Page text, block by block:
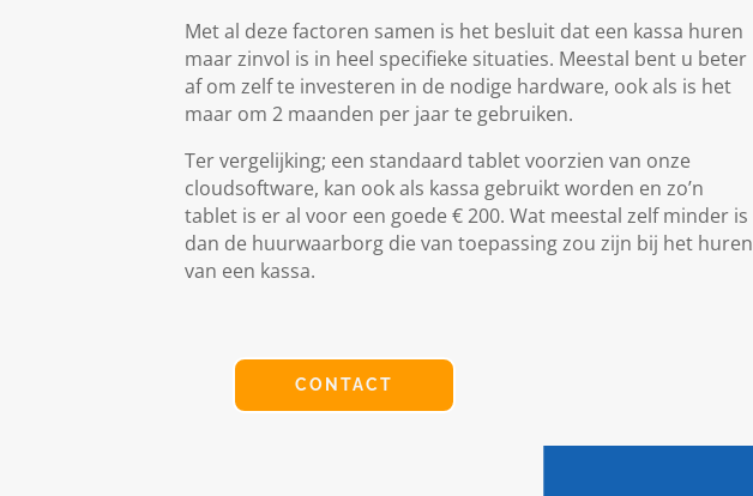
Met al deze factoren samen is het besluit dat een kassa huren
maar zinvol is in heel specifieke situaties. Meestal bent u beter
af om zelf te investeren in de nodige hardware, ook als is het
maar om 2 maanden per jaar te gebruiken.
Ter vergelijking; een standaard tablet voorzien van onze
cloudsoftware, kan ook als kassa gebruikt worden en zo’n
tablet is er al voor een goede € 200. Wat meestal zelf minder is
dan de huurwaarborg die van toepassing zou zijn bij het huren
van een kassa.
CONTACT